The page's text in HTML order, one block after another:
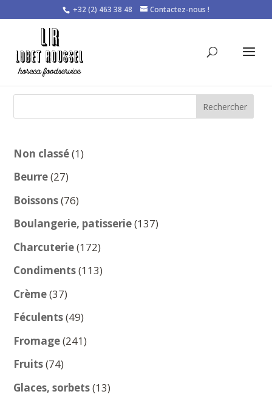
+32 (2) 463 38 48 Contactez-nous !
Rechercher
Non classé 11
Beurre 2727
produits
Boissons 7676
produits
Boulangerie, patisserie 137137
Charcuterie 172172
produits
Condiments 113113
Crème 3737
produits
Féculents 4949
produits
Fromage 241241
Fruits 7474
produits
Glaces, sorbets 1313